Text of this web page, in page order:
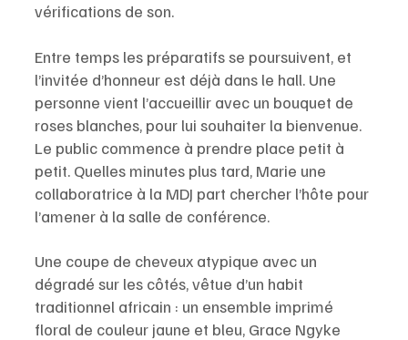
vérifications de son.
Entre temps les préparatifs se poursuivent, et
l’invitée d’honneur est déjà dans le hall. Une
personne vient l’accueillir avec un bouquet de
roses blanches, pour lui souhaiter la bienvenue.
Le public commence à prendre place petit à
petit. Quelles minutes plus tard, Marie une
collaboratrice à la MDJ part chercher l’hôte pour
l’amener à la salle de conférence.
Une coupe de cheveux atypique avec un
dégradé sur les côtés, vêtue d’un habit
traditionnel africain : un ensemble imprimé
floral de couleur jaune et bleu, Grace Ngyke